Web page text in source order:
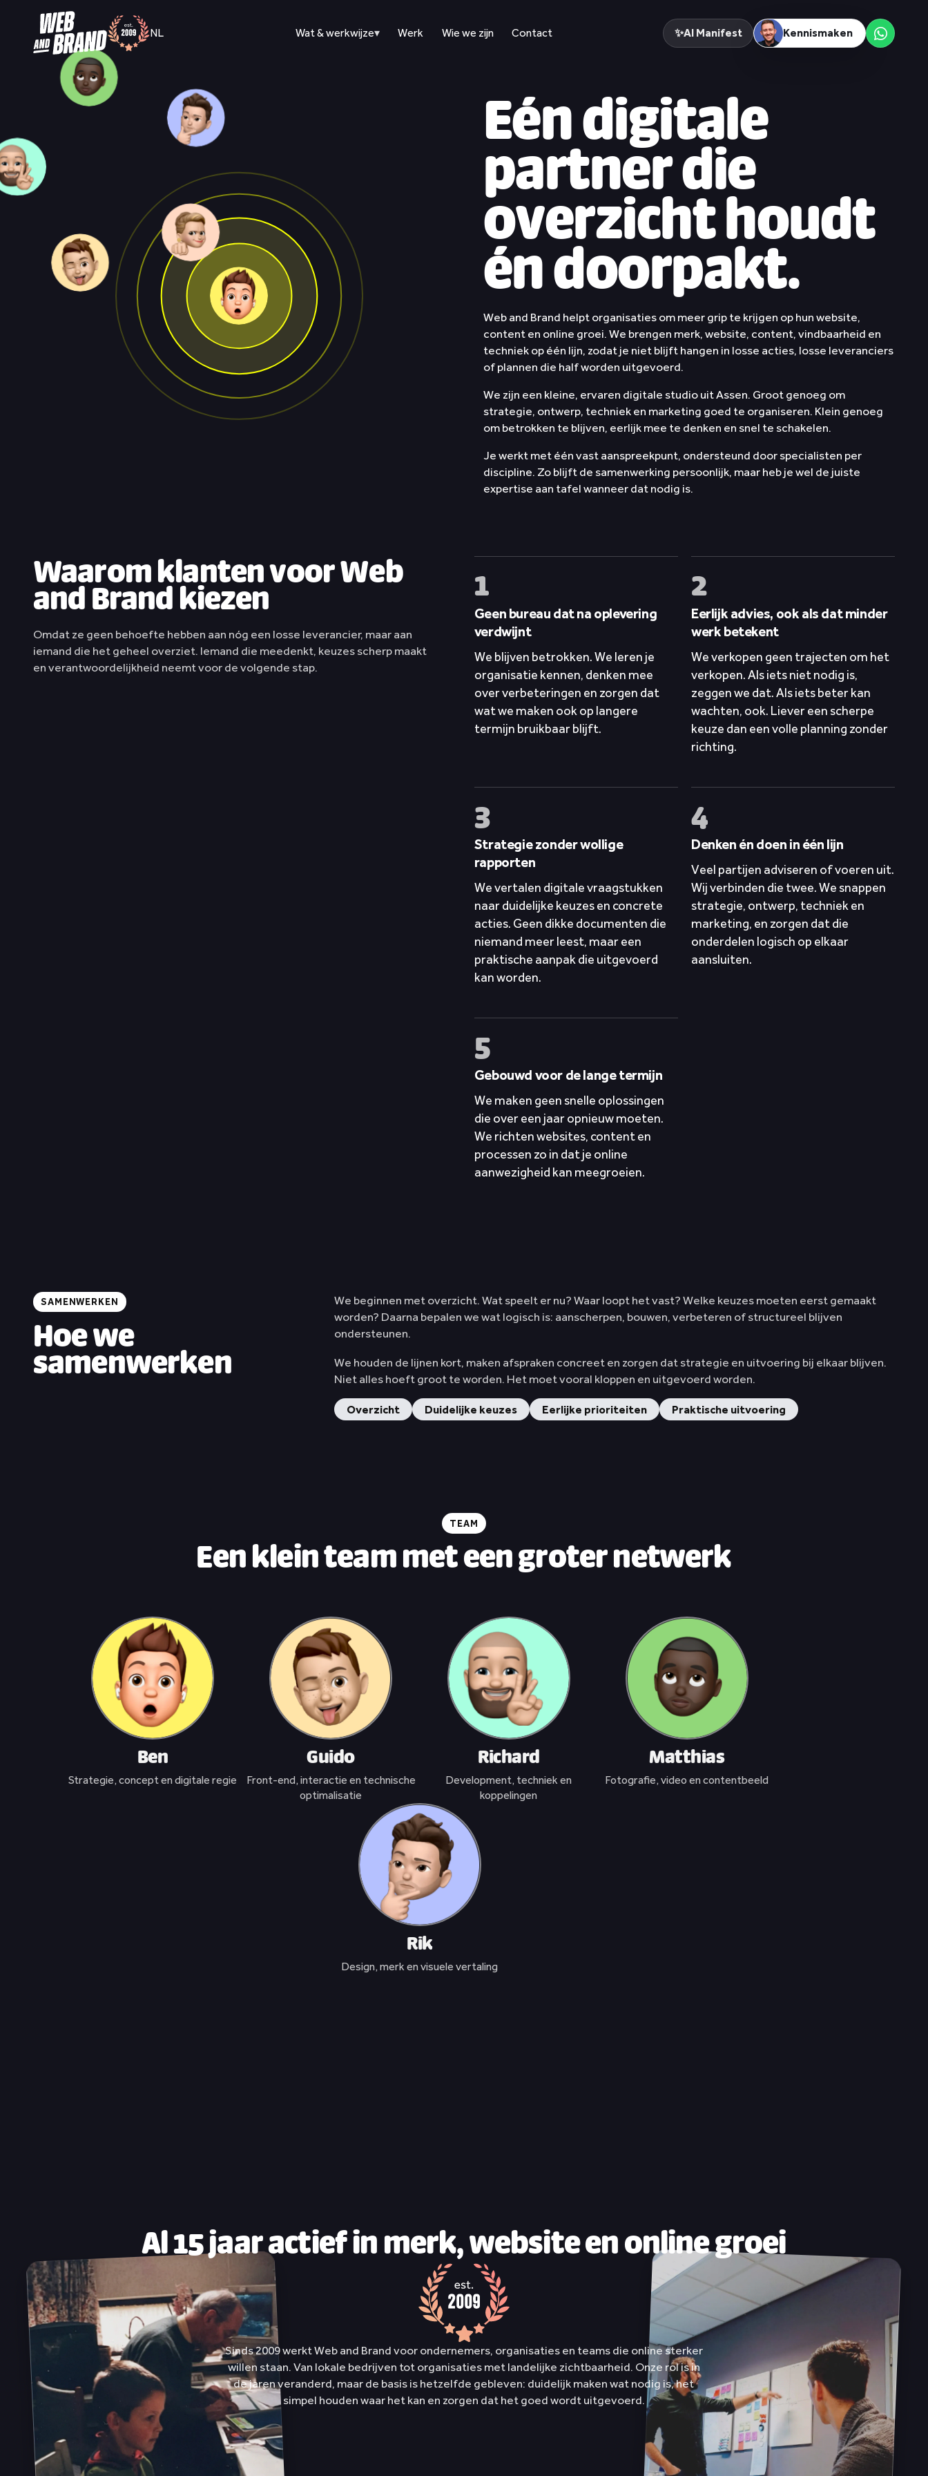
NL Wat & werkwijze▾ Werk Wie we zijn Contact ✨AI Manifest Kennismaken
NL / EN
Wat & werkwijze
Merk & positionering
Websites & webshops
Content & social media
Werk
Wie we zijn
Contact
AI Manifest Contact
Eén digitale
partner die
overzicht houdt
én doorpakt.
Web and Brand helpt organisaties om meer grip te krijgen op hun website,
content en online groei. We brengen merk, website, content, vindbaarheid en
techniek op één lijn, zodat je niet blijft hangen in losse acties, losse leveranciers
of plannen die half worden uitgevoerd.
We zijn een kleine, ervaren digitale studio uit Assen. Groot genoeg om
strategie, ontwerp, techniek en marketing goed te organiseren. Klein genoeg
om betrokken te blijven, eerlijk mee te denken en snel te schakelen.
Je werkt met één vast aanspreekpunt, ondersteund door specialisten per
discipline. Zo blijft de samenwerking persoonlijk, maar heb je wel de juiste
expertise aan tafel wanneer dat nodig is.
Waarom klanten voor Web
and Brand kiezen
Omdat ze geen behoefte hebben aan nóg een losse leverancier, maar aan
iemand die het geheel overziet. Iemand die meedenkt, keuzes scherp maakt
en verantwoordelijkheid neemt voor de volgende stap.
1
Geen bureau dat na oplevering
verdwijnt
We blijven betrokken. We leren je
organisatie kennen, denken mee
over verbeteringen en zorgen dat
wat we maken ook op langere
termijn bruikbaar blijft.
2
Eerlijk advies, ook als dat minder
werk betekent
We verkopen geen trajecten om het
verkopen. Als iets niet nodig is,
zeggen we dat. Als iets beter kan
wachten, ook. Liever een scherpe
keuze dan een volle planning zonder
richting.
3
Strategie zonder wollige
rapporten
We vertalen digitale vraagstukken
naar duidelijke keuzes en concrete
acties. Geen dikke documenten die
niemand meer leest, maar een
praktische aanpak die uitgevoerd
kan worden.
4
Denken én doen in één lijn
Veel partijen adviseren of voeren uit.
Wij verbinden die twee. We snappen
strategie, ontwerp, techniek en
marketing, en zorgen dat die
onderdelen logisch op elkaar
aansluiten.
5
Gebouwd voor de lange termijn
We maken geen snelle oplossingen
die over een jaar opnieuw moeten.
We richten websites, content en
processen zo in dat je online
aanwezigheid kan meegroeien.
SAMENWERKEN
Hoe we
samenwerken
We beginnen met overzicht. Wat speelt er nu? Waar loopt het vast? Welke keuzes moeten eerst gemaakt
worden? Daarna bepalen we wat logisch is: aanscherpen, bouwen, verbeteren of structureel blijven
ondersteunen.
We houden de lijnen kort, maken afspraken concreet en zorgen dat strategie en uitvoering bij elkaar blijven.
Niet alles hoeft groot te worden. Het moet vooral kloppen en uitgevoerd worden.
Overzicht Duidelijke keuzes Eerlijke prioriteiten Praktische uitvoering
TEAM
Een klein team met een groter netwerk
Ben
Strategie, concept en digitale regie
Guido
Front-end, interactie en technische
optimalisatie
Richard
Development, techniek en
koppelingen
Matthias
Fotografie, video en contentbeeld
Rik
Design, merk en visuele vertaling
Al 15 jaar actief in merk, website en online groei
Sinds 2009 werkt Web and Brand voor ondernemers, organisaties en teams die online sterker
willen staan. Van lokale bedrijven tot organisaties met landelijke zichtbaarheid. Onze rol is in
de jaren veranderd, maar de basis is hetzelfde gebleven: duidelijk maken wat nodig is, het
simpel houden waar het kan en zorgen dat het goed wordt uitgevoerd.